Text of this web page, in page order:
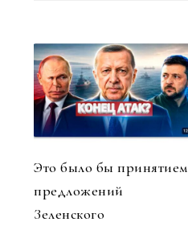
Это было бы принятием
предложений
Зеленского